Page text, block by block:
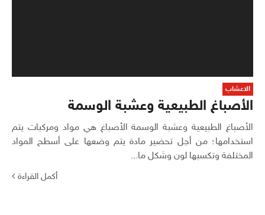
الاعشاب
الأصباغ الطبيعية وعشبة الوسمة
الأصباغ الطبيعية وعشبة الوسمة الأصباغ هي مواد ومركبات يتم
استخدامها؛ من أجل تحضير مادة يتم وضعها على أسطح المواد
المختلفة وتكسبها لون وشكل ما...
أكمل القراءة